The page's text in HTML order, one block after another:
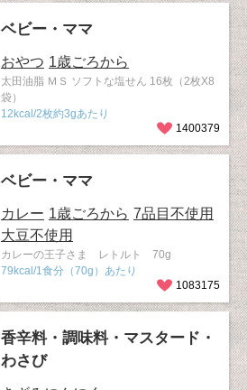
ベビー・ママ
おやつ 1歳ごろから
太田油脂 ＭＳ ソフトな塩せん 16枚（2枚X8
袋）
12kcal/2枚約3gあたり
1400379
ベビー・ママ
カレー 1歳ごろから 7品目不使用
大豆不使用
カレーの王子さま レトルト 70g
79kcal/1食分（70g）あたり
1083175
香辛料・調味料・マスタード・
わさび